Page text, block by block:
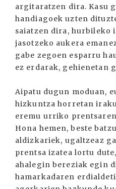
argitaratzen dira. Kasu
handiagoek uzten
saiatzen dira, hurbileko
jasotzeko aukera
gabe zegoen esparru
ez erdarak, gehienetan
Aipatu dugun moduan,
hizkuntza horretan
eremu urriko
Hona hemen, beste
aldizkariek, ugaltzeaz
prentsa izatea lortu
ahalegin bereziak egin
hamarkadaren